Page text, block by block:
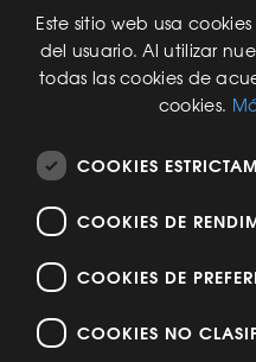
Nuevo Software
Una Nueva Máquina
Modificaciones al Software
Modificaciones al Hardware
ACERCA DE NOSOTROS
Historia de GLI
Certificación: Juego Online y
Este sitio web usa
del usuario. Al utilizar
todas las cookies de
cookies.
COOKIES
COOKIES DE
COOKIES DE
COOKIES NO